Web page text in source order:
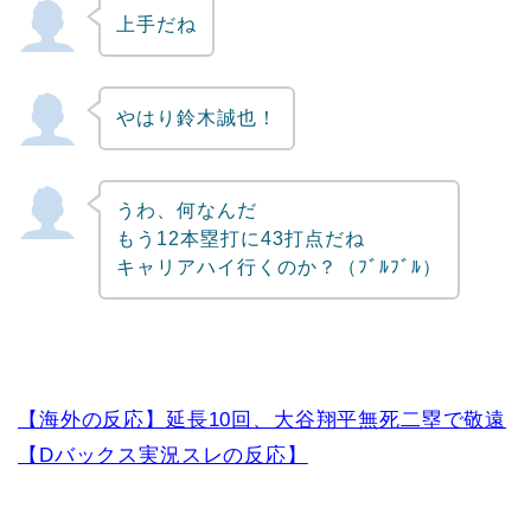
Powered by livedoor 相互RSS
上手だね
やはり鈴木誠也！
うわ、何なんだ
もう12本塁打に43打点だね
キャリアハイ行くのか？（ﾌﾞﾙﾌﾞﾙ）
【海外の反応】延長10回、大谷翔平無死二塁で敬遠
【Dバックス実況スレの反応】